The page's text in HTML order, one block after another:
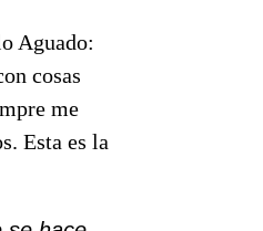
Aguado:
cosas
me
Esta es la